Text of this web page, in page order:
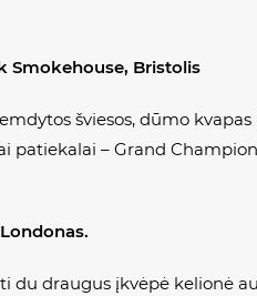
Smokehouse, Bristolis
šviesos, dūmo
patiekalai – Grand
du draugus įkvėpė kelionė